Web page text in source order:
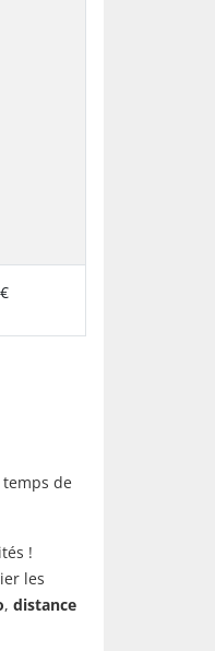
de
!
les
, distance